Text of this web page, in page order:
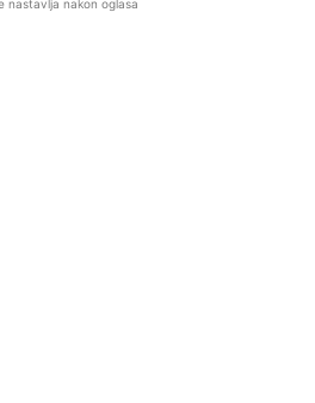
nastavlja nakon oglasa